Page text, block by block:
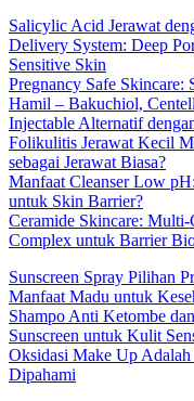
Salicylic Acid Jerawat
Delivery System: Deep
Sensitive Skin
Pregnancy Safe
Hamil – Bakuchiol,
Injectable Alternatif
Folikulitis Jerawat Kecil
sebagai Jerawat Biasa?
Manfaat Cleanser Low
untuk Skin Barrier?
Ceramide Skincare:
Complex untuk Barrier
Sunscreen Spray Pilihan
Manfaat Madu untuk
Shampo Anti Ketombe
Sunscreen untuk Kulit
Oksidasi Make Up Adalah
Dipahami